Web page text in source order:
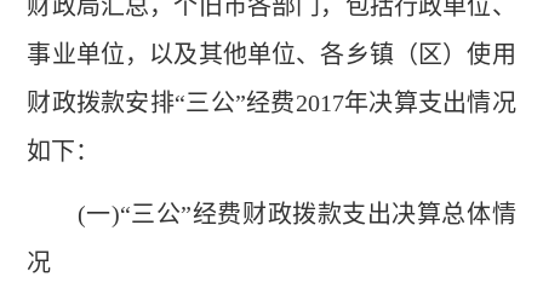
财政局汇总，个旧市各部门，包括行政单位、
事业单位，以及其他单位、各乡镇（区）使用
财政拨款安排“三公”经费2017年决算支出情况
如下：
(一)“三公”经费财政拨款支出决算总体情
况